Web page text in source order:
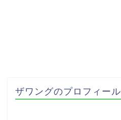
ザワングのプロフィール